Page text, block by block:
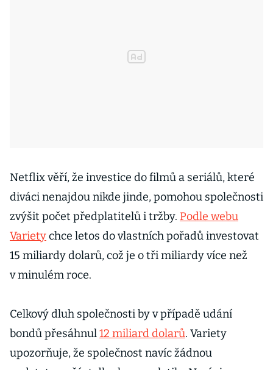
Netflix věří, že investice do filmů a seriálů, které
diváci nenajdou nikde jinde, pomohou společnosti
zvýšit počet předplatitelů i tržby. Podle webu
Varietychce letos do vlastních pořadů investovat
15 miliardy dolarů, což je o tři miliardy více než
v minulém roce.
Celkový dluh společnosti by v případě udání
bondů přesáhnul12 miliard dolarů. Variety
upozorňuje, že společnost navíc žádnou